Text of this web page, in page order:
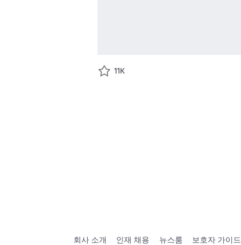
11K
회사 소개 인재 채용 뉴스룸 보호자 가이드